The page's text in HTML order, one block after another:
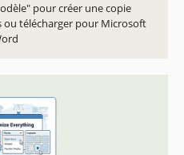
pour créer une copie
ou télécharger pour Microsoft